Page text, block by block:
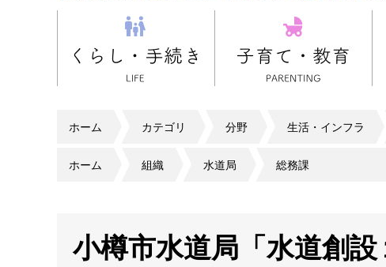
ホーム カテゴリ 分野 生活・インフラ
ホーム 組織 水道局 総務課
小樽市水道局「水道創